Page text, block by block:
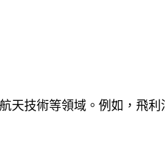
技術等領域。例如，飛